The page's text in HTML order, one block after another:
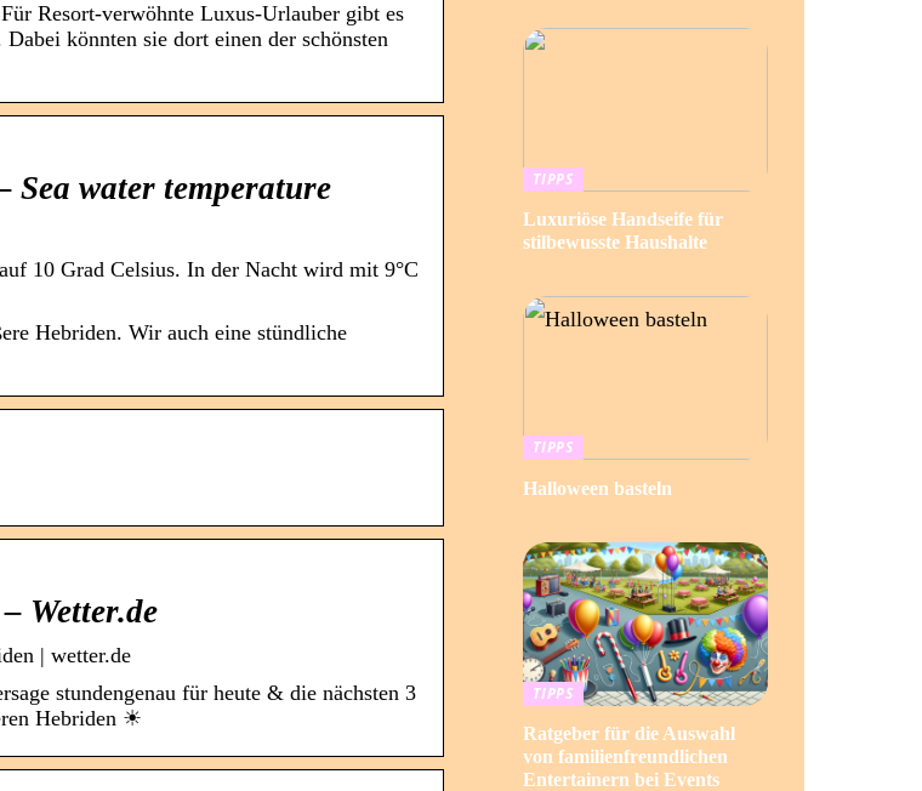
Resort-verwöhnte Luxus-Urlauber gibt es
könnten sie dort einen der schönsten
Sea water temperature
10 Grad Celsius. In der Nacht wird mit 9°C
Hebriden. Wir auch eine stündliche
Wetter.de
| wetter.de
stundengenau für heute & die nächsten 3
Hebriden ☀
TIPPS
Luxuriöse Handseife für
stilbewusste Haushalte
TIPPS
Halloween basteln
TIPPS
Ratgeber für die Auswahl
von familienfreundlichen
Entertainern bei Events